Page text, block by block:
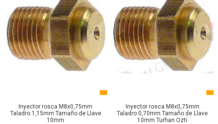
Inyector rosca M8x0,75mm
Taladro 1,15mm Tamaño de Llave
10mm
Inyector rosca M8x0,75mm
Taladro 0,70mm Tamaño de Llave
10mm Turhan Ozti